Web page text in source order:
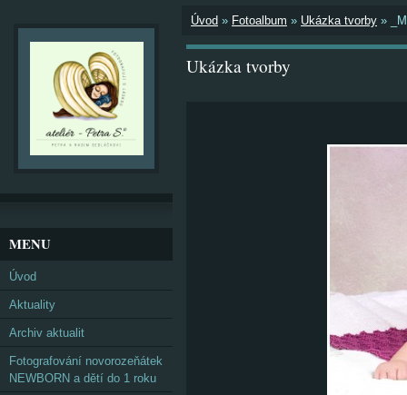
Úvod » Fotoalbum » Ukázka tvorby »
Ukázka tvorby
MENU
Úvod
Aktuality
Archiv aktualit
Fotografování novorozeňátek
NEWBORN a dětí do 1 roku